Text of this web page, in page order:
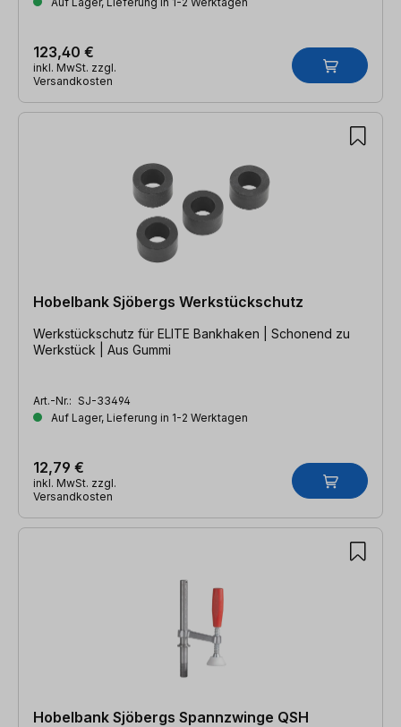
123,40 €
inkl. MwSt. zzgl.
Versandkosten
Hobelbank Sjöbergs Werkstückschutz
Werkstückschutz für ELITE Bankhaken | Schonend zu
Werkstück | Aus Gummi
Art.-Nr.: SJ-33494
Auf Lager, Lieferung in 1-2 Werktagen
12,79 €
inkl. MwSt. zzgl.
Versandkosten
Hobelbank Sjöbergs Spannzwinge QSH